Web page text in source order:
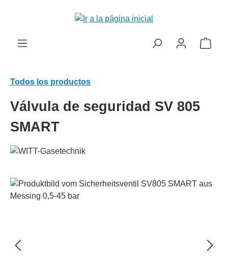
El
Todos los productos
Válvula de seguridad SV 805
SMART
Omitir galería de imágenes